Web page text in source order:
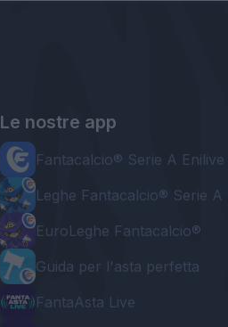
Le nostre app
Fantacalcio® Serie A Enilive
Leghe Fantacalcio® Serie A
EuroLeghe Fantacalcio®
Guida per l'asta perfetta
FantaAsta Live